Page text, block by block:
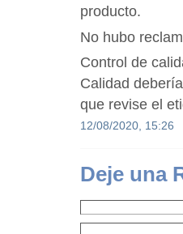
producto.
No hubo
Control de
Calidad
que revise el
12/08/2020, 15:26
Deje una